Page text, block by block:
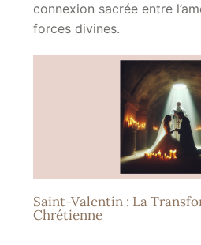
connexion sacrée entre
forces divines.
Saint-Valentin : La
Chrétienne